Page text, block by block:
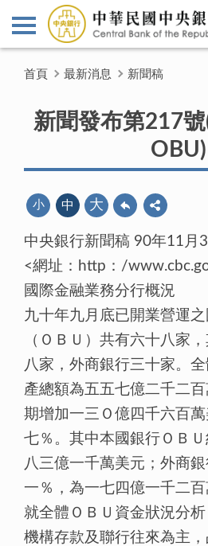
首頁 最新消息 新聞稿
新聞發布第217號
OBU)
小 中 大
中央銀行新聞稿 90年11月
<網址：http：/
國際金融業務分行概況
九十年九月底已開業營運
（ＯＢＵ）共有六十八家
八家，外商銀行三十家。
產總額為五五七億二千二
期增加一三Ｏ億四千六百
七％。其中本國銀行ＯＢ
八三億一千萬美元；外商
一％，為一七四億一千二百
就全體ＯＢＵ資金狀況分
機構存款及聯行往來為主